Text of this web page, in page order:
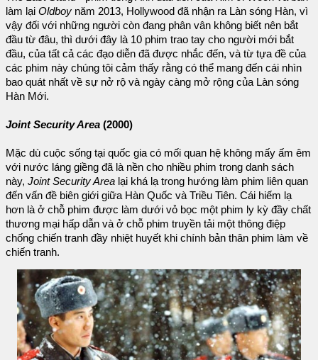
làm lại Oldboy năm 2013, Hollywood đã nhận ra Làn sóng Hàn, vì
vậy đối với những người còn đang phân vân không biết nên bắt
đầu từ đâu, thì dưới đây là 10 phim trao tay cho người mới bắt
đầu, của tất cả các đạo diễn đã được nhắc đến, và từ tựa đề của
các phim này chúng tôi cảm thấy rằng có thể mang đến cái nhìn
bao quát nhất về sự nở rộ và ngày càng mở rộng của Làn sóng
Hàn Mới.
Joint Security Area (2000)
Mặc dù cuộc sống tại quốc gia có mối quan hệ không mấy ấm êm
với nước láng giềng đã là nền cho nhiều phim trong danh sách
này, Joint Security Area lại khá lạ trong hướng làm phim liên quan
đến vấn đề biên giới giữa Hàn Quốc và Triều Tiên. Cái hiếm lạ
hơn là ở chỗ phim được làm dưới vỏ bọc một phim ly kỳ đầy chất
thương mại hấp dẫn và ở chỗ phim truyền tải một thông điệp
chống chiến tranh đầy nhiệt huyết khi chính bản thân phim làm về
chiến tranh.